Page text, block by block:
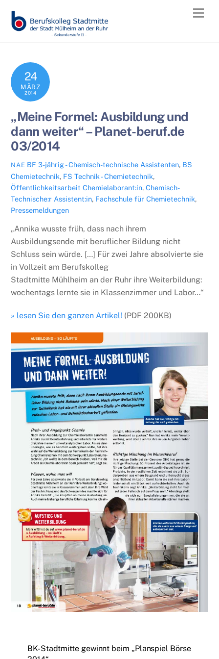
content
24
MÄRZ
2014
„Meine Formel: Ausbildung und
dann weiter“ – Planet-beruf.de
03/2014
NAE BF 3-jährig - Chemisch-technische Assistenten, BS
Chemietechnik, FS Technik - Chemietechnik,
Öffentlichkeitsarbeit Chemielaborant:in,Chemisch-
Technische:r Assistent:in, Fachschule für Chemietechnik,
Pressemeldungen
„Annika wusste früh, dass nach ihrem
Ausbildungsende mit beruflicher Bildung nicht
Schluss sein würde. […] Für zwei Jahre absolvierte sie
in Vollzeit am Berufskolleg
Stadtmitte Mühlheim an der Ruhr ihre Weiterbildung:
wochentags lernte sie in Klassenzimmer und Labor…“
» lesen Sie den ganzen Artikel! (PDF 200KB)
BK-Stadtmitte gewinnt beim „Planspiel Börse